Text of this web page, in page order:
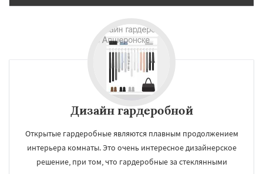
Дизайн гардеробной
Открытые гардеробные являются плавным продолжением
интерьера комнаты. Это очень интересное дизайнерское
решение, при том, что гардеробные за стеклянными